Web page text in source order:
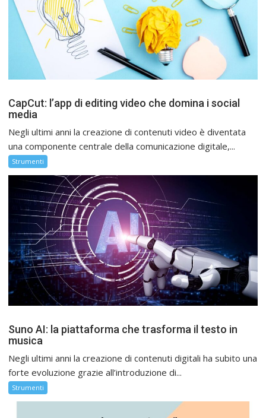
CapCut: l’app di editing video che domina i social
media
Negli ultimi anni la creazione di contenuti video è diventata
una componente centrale della comunicazione digitale,...
Strumenti
Suno AI: la piattaforma che trasforma il testo in
musica
Negli ultimi anni la creazione di contenuti digitali ha subito una
forte evoluzione grazie all’introduzione di...
Strumenti